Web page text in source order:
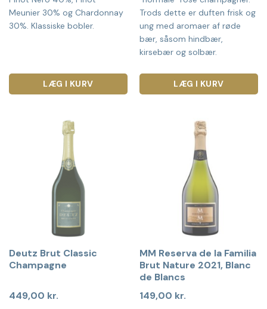
Meunier 30% og Chardonnay
30%. Klassiske bobler.
LÆG I KURV
Trods dette er duften frisk og
ung med aromaer af røde
bær, såsom hindbær,
kirsebær og solbær.
LÆG I KURV
Deutz Brut Classic
Champagne
449,00 kr.
MM Reserva de la Familia
Brut Nature 2021, Blanc
de Blancs
149,00 kr.